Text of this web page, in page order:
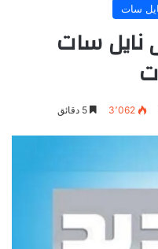
سات
نايل سات
3٬062